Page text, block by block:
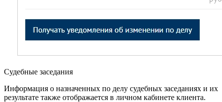
Судебные заседания
Информация о назначенных по делу судебных заседаниях и их
результате также отображается в личном кабинете клиента.